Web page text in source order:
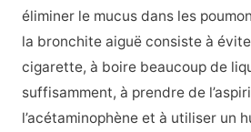
éliminer le mucus dans les
la bronchite aiguë consiste à
cigarette, à boire beaucoup de
suffisamment, à prendre de
l’acétaminophène et à utiliser un